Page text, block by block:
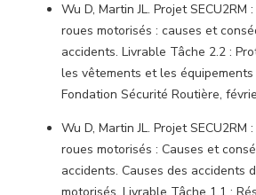
Wu D, Martin JL. Projet SECU2RM
roues motorisés : causes et
accidents. Livrable Tâche 2.2 :
les vêtements et les
Fondation Sécurité Routière,
Wu D, Martin JL. Projet SECU2RM
roues motorisés : Causes et
accidents. Causes des accidents